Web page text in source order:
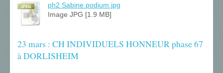
ph2 Sabine podium.jpg
Image JPG [1.9 MB]
23 mars : CH INDIVIDUELS HONNEUR phase 67
à DORLISHEIM